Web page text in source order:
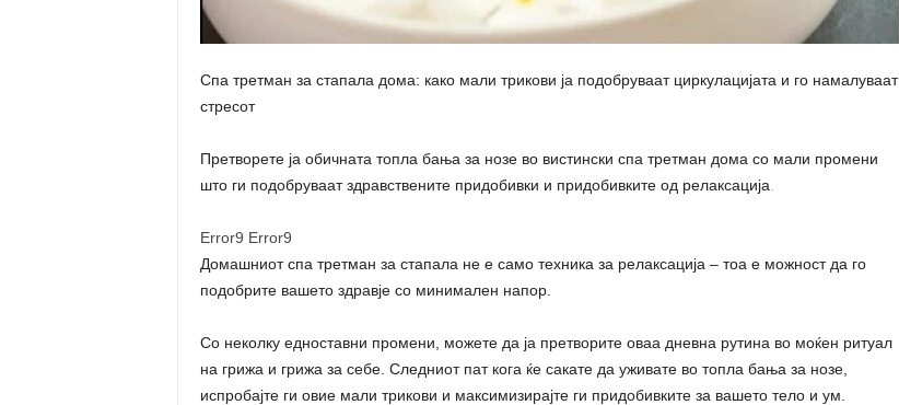
Спа третман за стапала дома: како мали трикови ја подобруваат циркулацијата и го намалуваат
стресот
Претворете ја обичната топла бања за нозе во вистински спа третман дома со мали промени
што ги подобруваат здравствените придобивки и придобивките од релаксација
Error9 Error9
Домашниот спа третман за стапала не е само техника за релаксација – тоа е можност да го
подобрите вашето здравје со минимален напор.
Со неколку едноставни промени, можете да ја претворите оваа дневна рутина во моќен ритуал
на грижа и грижа за себе. Следниот пат кога ќе сакате да уживате во топла бања за нозе,
испробајте ги овие мали трикови и максимизирајте ги придобивките за вашето тело и ум.